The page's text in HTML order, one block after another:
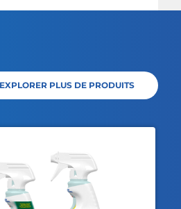
EXPLORER PLUS DE PRODUITS